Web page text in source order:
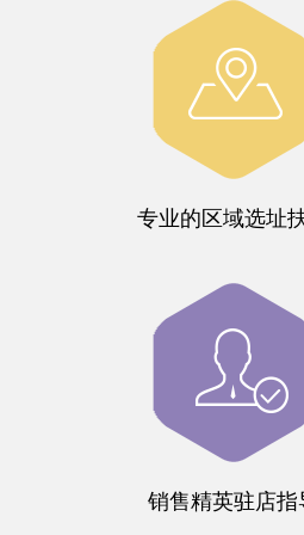
专业的区域选址
销售精英驻店指